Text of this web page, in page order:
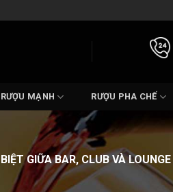
RƯỢU MẠNH RƯỢU PHA CHẾ
GIỮA BAR, CLUB VÀ LOUNGE